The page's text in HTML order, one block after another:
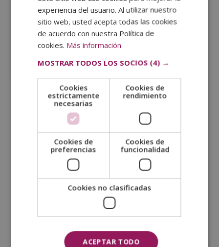
profesionales para encontrar diferentes enfoques y
soluciones.
¿Por qué es importante prevenirlo?
bienestar general del personal, reduciendo ausencias y
empresas se enfocan en reducir el estrés, se crea un
entorno laboral más positivo, lo cual es beneficioso tanto
para la empresa como para sus colaboradores/as.
Comunicación + Maestría Internacional en Coaching
SOLICITA MÁS INFORMACIÓN
experiencia del usuario. Al utilizar nuestro
sitio web, usted acepta todas las cookies
de acuerdo con nuestra Política de
cookies. Más información
MOSTRAR TODOS LOS SOCIOS (4) →
Cookies
estrictamente
necesarias
Cookies de
rendimiento
Cookies de
preferencias
Cookies de
funcionalidad
Cookies no clasificadas
ACEPTAR TODO